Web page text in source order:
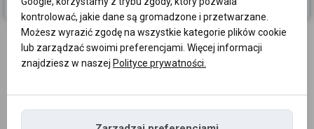
Ogłoszenia w Rogaland
kontrolować, jakie dane są gromadzone i przetwarzane.
Możesz wyrazić zgodę na wszystkie kategorie plików cookie
lub zarządzać swoimi preferencjami. Więcej informacji
znajdziesz w naszej Polityce prywatności.